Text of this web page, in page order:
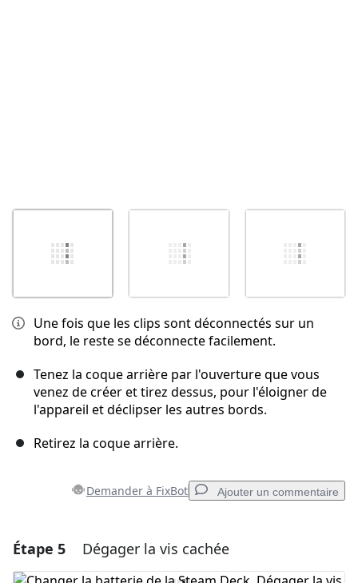
Une fois que les clips sont déconnectés sur un
bord, le reste se déconnecte facilement.
Tenez la coque arrière par l'ouverture que vous
venez de créer et tirez dessus, pour l'éloigner de
l'appareil et déclipser les autres bords.
Retirez la coque arrière.
Demander à FixBot Ajouter un commentaire
Ajouter un commentaire
Étape 5 Dégager la vis cachée